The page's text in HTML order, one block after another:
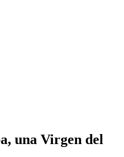
una Virgen del